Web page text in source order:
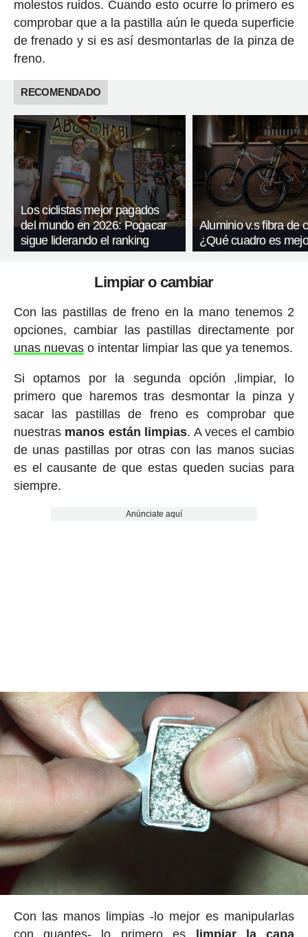
molestos ruidos. Cuando esto ocurre lo primero es
comprobar que a la pastilla aún le queda superficie
de frenado y si es así desmontarlas de la pinza de
freno.
RECOMENDADO
Los ciclistas mejor pagados
del mundo en 2026: Pogacar
sigue liderando el ranking
Aluminio v.s fibra de
¿Qué cuadro es
Limpiar o cambiar
Con las pastillas de freno en la mano tenemos 2
opciones, cambiar las pastillas directamente por
unas nuevaso intentar limpiar las que ya tenemos.
Si optamos por la segunda opción ,limpiar, lo
primero que haremos tras desmontar la pinza y
sacar las pastillas de freno es comprobar que
nuestras manos están limpias. A veces el cambio
de unas pastillas por otras con las manos sucias
es el causante de que estas queden sucias para
siempre.
Anúnciate aquí
Con las manos limpias -lo mejor es manipularlas